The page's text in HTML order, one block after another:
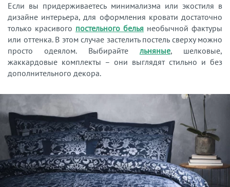
Если вы придерживаетесь минимализма или экостиля в
дизайне интерьера, для оформления кровати достаточно
только красивого постельного белья необычной фактуры
или оттенка. В этом случае застелить постель сверху можно
просто одеялом. Выбирайте льняные, шелковые,
жаккардовые комплекты – они выглядят стильно и без
дополнительного декора.